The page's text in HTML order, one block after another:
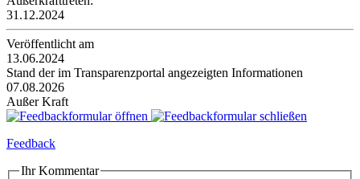
31.12.2024
Veröffentlicht am
13.06.2024
Stand der im Transparenzportal angezeigten Informationen
07.08.2026
Außer Kraft
Feedback
Ihr Kommentar